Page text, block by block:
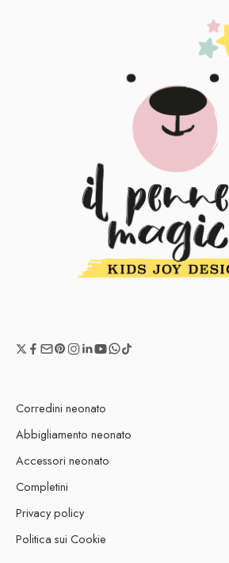
Corredini neonato
Abbigliamento neonato
Accessori neonato
Completini
Privacy policy
Politica sui Cookie